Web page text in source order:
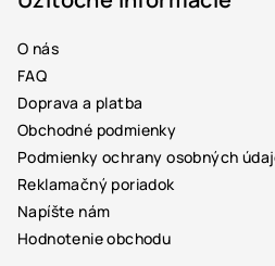
O nás
FAQ
Doprava a platba
Obchodné podmienky
Podmienky ochrany osobných
Reklamačný poriadok
Napíšte nám
Hodnotenie obchodu